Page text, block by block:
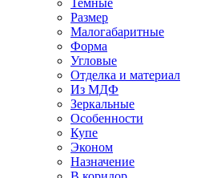
Темные
Размер
Малогабаритные
Форма
Угловые
Отделка и материал
Из МДФ
Зеркальные
Особенности
Купе
Эконом
Назначение